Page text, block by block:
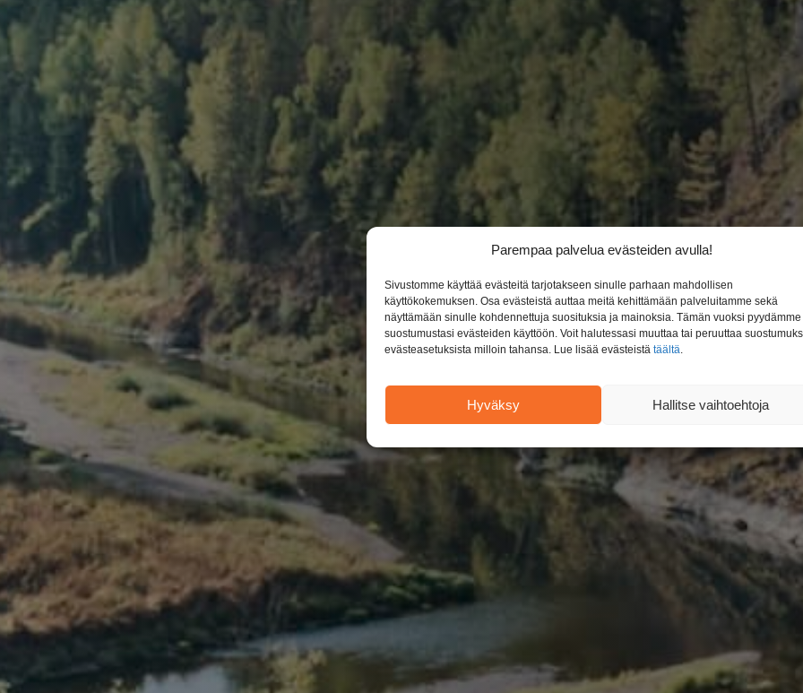
Parempaa palvelua evästeiden avulla!
Sivustomme käyttää evästeitä tarjotakseen sinulle parhaan mahdollisen
käyttökokemuksen. Osa evästeistä auttaa meitä kehittämään palveluitamme sekä
näyttämään sinulle kohdennettuja suosituksia ja mainoksia. Tämän vuoksi pyydämme
suostumustasi evästeiden käyttöön. Voit halutessasi muuttaa tai peruuttaa
evästeasetuksista milloin tahansa. Lue lisää evästeistä täältä.
Hyväksy Hallitse vaihtoehtoja